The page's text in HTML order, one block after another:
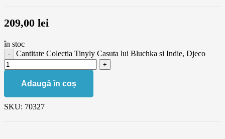
209,00 lei
în stoc
Cantitate Colectia Tinyly Casuta lui Bluchka si Indie, Djeco
Adaugă în coș
SKU: 70327